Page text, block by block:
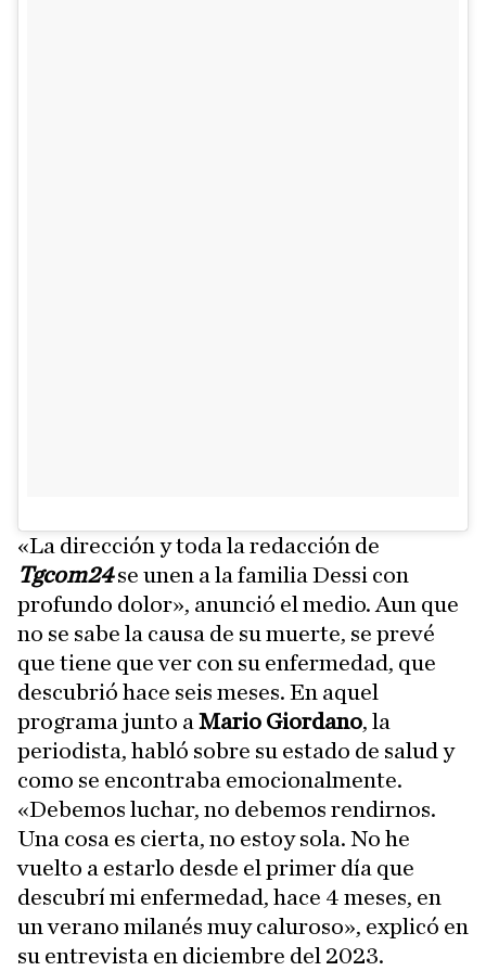
«La dirección y toda la redacción de
Tgcom24se unen a la familia Dessi con
profundo dolor», anunció el medio. Aun que
no se sabe la causa de su muerte, se prevé
que tiene que ver con su enfermedad, que
descubrió hace seis meses. En aquel
programa junto a Mario Giordano, la
periodista, habló sobre su estado de salud y
como se encontraba emocionalmente.
«Debemos luchar, no debemos rendirnos.
Una cosa es cierta, no estoy sola. No he
vuelto a estarlo desde el primer día que
descubrí mi enfermedad, hace 4 meses, en
un verano milanés muy caluroso», explicó en
su entrevista en diciembre del 2023.